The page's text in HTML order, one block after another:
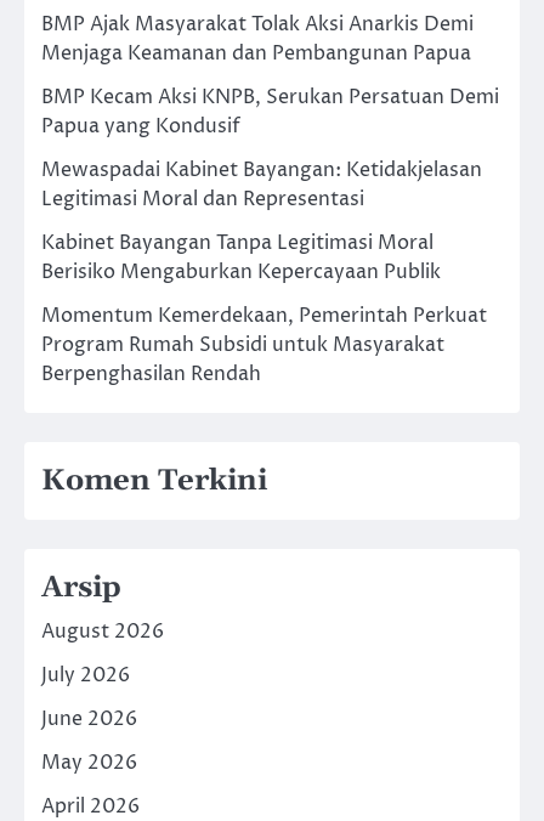
BMP Ajak Masyarakat Tolak Aksi Anarkis Demi
Menjaga Keamanan dan Pembangunan Papua
BMP Kecam Aksi KNPB, Serukan Persatuan Demi
Papua yang Kondusif
Mewaspadai Kabinet Bayangan: Ketidakjelasan
Legitimasi Moral dan Representasi
Kabinet Bayangan Tanpa Legitimasi Moral
Berisiko Mengaburkan Kepercayaan Publik
Momentum Kemerdekaan, Pemerintah Perkuat
Program Rumah Subsidi untuk Masyarakat
Berpenghasilan Rendah
Komen Terkini
Arsip
August 2026
July 2026
June 2026
May 2026
April 2026